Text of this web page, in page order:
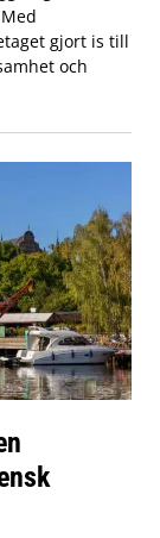
gjort is till
och